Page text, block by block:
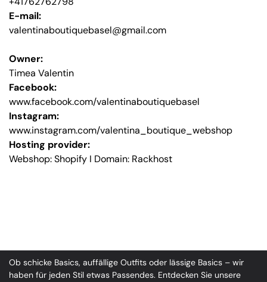
E-mail:
valentinaboutiquebasel@gmail.com
Owner:
Timea Valentin
Facebook:
www.facebook.com/valentinaboutiquebasel
Instagram:
www.instagram.com/valentina_boutique_webshop
Hosting provider:
Webshop:Shopify I Domain: Rackhost
Ob schicke Basics, auffällige Outfits oder lässige Basics – wir
haben für jeden Stil etwas Passendes. Entdecken Sie unsere